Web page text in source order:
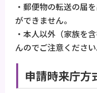
・郵便物の転送の届
ができません。
・本人以外（家族を
んのでご注意ください
申請時来庁方